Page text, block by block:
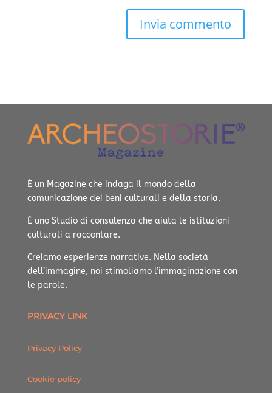
È un Magazine che indaga il mondo della
comunicazione dei beni culturali e della storia.
È uno Studio di consulenza che aiuta le istituzioni
culturali a raccontare.
Creiamo esperienze narrative. Nella società
dell’immagine, noi stimoliamo l’immaginazione con
le parole.
PRIVACY LINK
Privacy Policy
Cookie policy